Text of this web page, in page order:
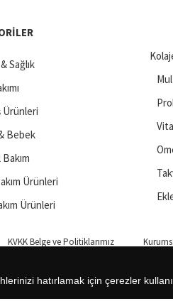
Sağlık
Ürünleri
Bebek
Ürünleri
Ürünleri
KVKK Belge ve Politiklarımız
hatırlamak için çerezler